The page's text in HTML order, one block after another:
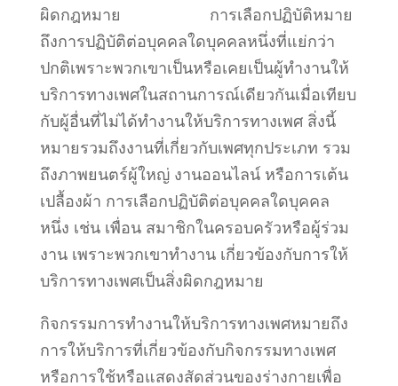
ผิดกฎหมาย การเลือกปฏิบัติหมาย
ถึงการปฏิบัติต่อบุคคลใดบุคคลหนึ่งที่แย่กว่า
ปกติเพราะพวกเขาเป็นหรือเคยเป็นผู้ทำงานให้
บริการทางเพศในสถานการณ์เดียวกันเมื่อเทียบ
กับผู้อื่นที่ไม่ได้ทำงานให้บริการทางเพศ สิ่งนี้
หมายรวมถึงงานที่เกี่ยวกับเพศทุกประเภท รวม
ถึงภาพยนตร์ผู้ใหญ่ งานออนไลน์ หรือการเต้น
เปลื้องผ้า การเลือกปฏิบัติต่อบุคคลใดบุคคล
หนึ่ง เช่น เพื่อน สมาชิกในครอบครัวหรือผู้ร่วม
งาน เพราะพวกเขาทำงาน เกี่ยวข้องกับการให้
บริการทางเพศเป็นสิ่งผิดกฎหมาย
กิจกรรมการทำงานให้บริการทางเพศหมายถึง
การให้บริการที่เกี่ยวข้องกับกิจกรรมทางเพศ
หรือการใช้หรือแสดงสัดส่วนของร่างกายเพื่อ